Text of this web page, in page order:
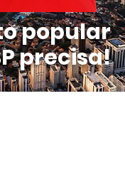
popular
precisa!